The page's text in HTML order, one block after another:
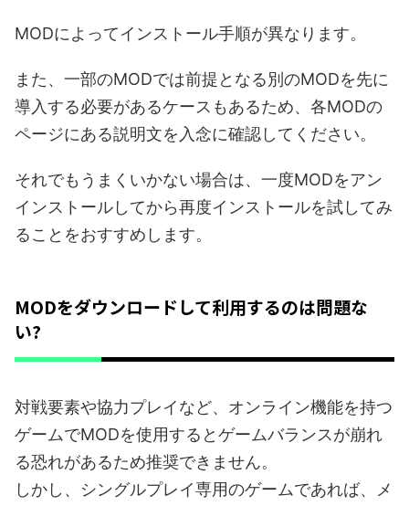
MODによってインストール手順が異なります。
また、一部のMODでは前提となる別のMODを先に
導入する必要があるケースもあるため、各MODの
ページにある説明文を入念に確認してください。
それでもうまくいかない場合は、一度MODをアン
インストールしてから再度インストールを試してみ
ることをおすすめします。
MODをダウンロードして利用するのは問題な
い?
対戦要素や協力プレイなど、オンライン機能を持つ
ゲームでMODを使用するとゲームバランスが崩れ
る恐れがあるため推奨できません。
しかし、シングルプレイ専用のゲームであれば、メ